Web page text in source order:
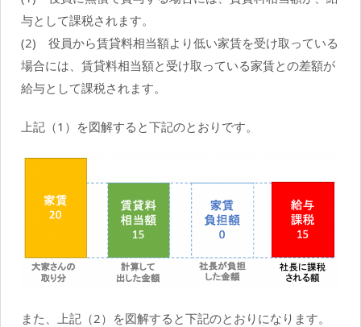
与として課税されます。
(2) 役員から賃貸料相当額より低い家賃を受け取っている
場合には、賃貸料相当額と受け取っている家賃との差額が
給与として課税されます。
上記（1）を図解すると下記のとおりです。
また、上記（2）を図解すると下記のとおりになります。